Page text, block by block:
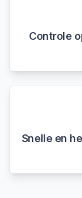
Controle
Snelle en